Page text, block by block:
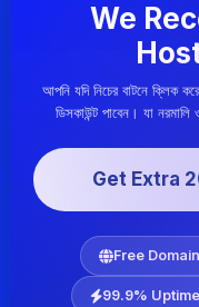
We
আপনি যদি নিচের বাটনে ক্লিক
ডিসকাউন্ট পাবেন। যা নরমালি
Get Extra
Free Domain
99.9% Uptime